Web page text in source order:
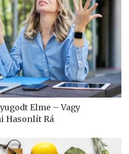
Elme – Vagy
Hasonlít Rá